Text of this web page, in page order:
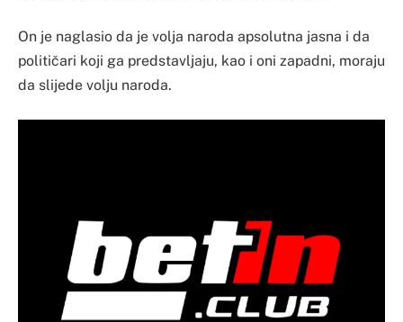
On je naglasio da je volja naroda apsolutna jasna i da
političari koji ga predstavljaju, kao i oni zapadni, moraju
da slijede volju naroda.